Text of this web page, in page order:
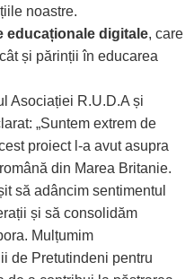
noastre.
educaționale digitale, care
și părinții în educarea
Asociației R.U.D.A și
„Suntem extrem de
proiect l-a avut asupra
din Marea Britanie.
să adâncim sentimentul
și să consolidăm
Mulțumim
de Pretutindeni pentru